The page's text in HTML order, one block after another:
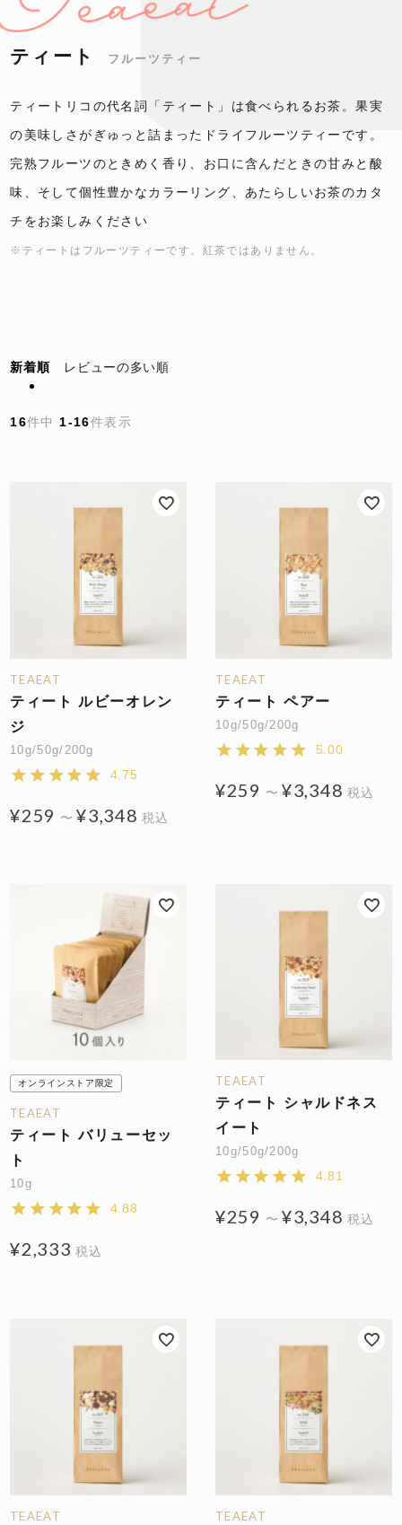
ティート フルーツティー
ティートリコの代名詞「ティート」は食べられるお茶。果実
の美味しさがぎゅっと詰まったドライフルーツティーです。
完熟フルーツのときめく香り、お口に含んだときの甘みと酸
味、そして個性豊かなカラーリング、あたらしいお茶のカタ
チをお楽しみください
※ティートはフルーツティーです。紅茶ではありません。
新着順 レビューの多い順
16件中 1-16件表示
TEAEAT
ティート ルビーオレン
ジ
10g/50g/200g
4.75
¥259 〜 ¥3,348 税込
TEAEAT
ティート ペアー
10g/50g/200g
5.00
¥259 〜 ¥3,348 税込
オンラインストア限定
TEAEAT
ティート バリューセッ
ト
10g
4.88
¥2,333 税込
TEAEAT
ティート シャルドネス
イート
10g/50g/200g
4.81
¥259 〜 ¥3,348 税込
TEAEAT TEAEAT